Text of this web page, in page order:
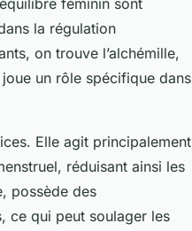
féminin sont
la régulation
on trouve l’alchémille,
un rôle spécifique dans
Elle agit principalement
réduisant ainsi les
possède des
ce qui peut soulager les